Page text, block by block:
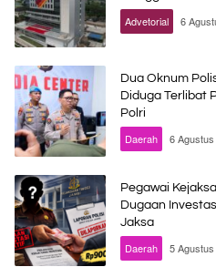
Advetorial 6
Dua Oknum
Diduga Terlibat
Polri
Daerah 6
Pegawai
Dugaan
Jaksa
Daerah 5